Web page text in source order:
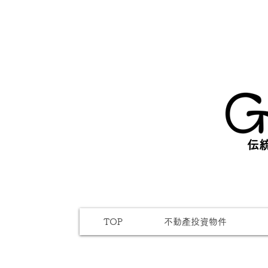
伝
TOP 不動產投資物件